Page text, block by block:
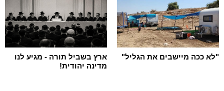
"לא ככה מיישבים את הגליל"
ארץ בשביל תורה - מגיע לנו
מדינה יהודית!